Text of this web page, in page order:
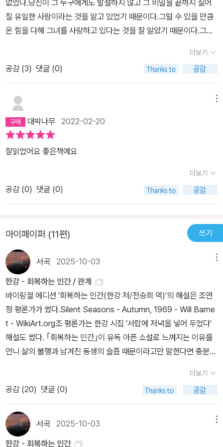
없었다.당신이 그 누구에게도 발설하지 않고 그 비밀을 끝까지 짊어
질 유일한 사람이라는 것을 알고 있었기 때문이다.그럴 수 있을 만큼
온 힘을 다해 그녀를 사랑하고 있다는 것을 잘 알았기 때문이다.그것
다.당신과 말을 섞으려 하지 않았고, 눈조차 제대로 맞추려 하지 않았
다.당신은 그 후 수년간 언니의 마음을 돌리려 노력했으나 그 어떤 노
력도 부질없었다.그렇게 둘은 남이 되었다. 당신은 부모님을 통해 언
니의 소식을 들었다.아이를 갖기 위해 십 년 가까이 공을 들였던 각고
의 노력.가족모임이 있을 때면 언니의 얼굴이 어두워진다는 것을 당
신만이 알았지만당신은 당신의 언니를 사랑하지 않으려 애썼다.당신
의 마음을 최대한 차갑게, 더 단단하게 얼리기 위해 애썼다.언니는 불
치병에 걸려 투병하다 일주일 전에 죽었다.언니를 산에 묻고 엄마를
부축해 내려오던 길, 당신은 발을 삐고 만다.한의원에서 깊숙히 뜸을
뜬 것이 화근이 된 질병은 치유가 되지 못할 정도로 악화되었다.숨 돌
해 괴로워한다. 이렇게 된 것에 이유를 묻는 대신 언니를 떠올리며 당
신을 돌아보기도 한다.당신도 앞이 보이지 않았던 것은 마찬가지였다
며 뒤늦은 변명도 한다.언니를 잊기 위해 자전거를 타보지만 모든 것
이 내 것 같던 바람의 감촉은 이제 느낄 수 없다. 불가능해 보였던 피
부의 점막은 재생되었고 이제 발목은 서서히 나아지겠지만어쩐지 당
신의 슬픔은 더욱 침잠해지는 것만 같다. / 당신과 언니.동성의 자
매가 갖는 심리를 나는 알지 못한다.하지만 당신의 심연이 꼭 자매의
관계에 국한되지 않으리라는 것은 안다.크기는 조금씩 다를지라도 가
족에 얽힌 아픔은 누구나 있다고 위로의 말을 해본다.당신의 발목
에 새 살이 돋 듯, 당신의 슬픔도 언젠가는 회복될 것이다.아마도 어쩌
으면 더 공감할 수 있을 것 같은, 쓸쓸한 이야기.되게 슬픈 소설인데
이상하게 마음이 단단해진다.
더보기
공감 (3) 댓글 (0)
대박나무 2022-02-20
잘읽었어요 좋은책예요
더보기
공감 (0) 댓글 (0)
마이페이퍼 (11편) 쓰기
서곡 2025-10-03
한강 - 회복하는 인간 / 관계
바이링궐 에디션 '회복하는 인간(한강 저/전승희 역)'의 해설은 조연
정 평론가가 썼다.Silent Seasons - Autumn, 1969 - Will Barne
t - WikiArt.org조 평론가는 한강 시집 '서랍에 저녁을 넣어 두었다'
해설도 썼다. ｢회복하는 인간｣이 유독 아픈 소설로 느껴지는 이유를
언니 삶의 불행과 남겨진 동생의 슬픔 때문이라고만 말한다면 충분하
실 ‘회복’이라는 말은 한강 소설과 가장 어울리지 않는 단어 중 하나일
것이다. 아픈 발목에 놓은 '직접구'라는 뜨거운 뜸이 발목의 고통을 잊
게 해줄 대증 요법이 되지 못하고 더 큰 상처를 만들어놓았듯, ｢회복
하는 인간｣은 무엇으로도 잊힐 수 없고 결코 치유될 수 없는 인간 삶
의 근원적 아픔을 그린다. 그 아픔을 껴안고 가는 것만이 우리 삶을 회
더보기
공감 (20) 댓글 (0)
서곡 2025-10-03
한강 - 회복하는 인간